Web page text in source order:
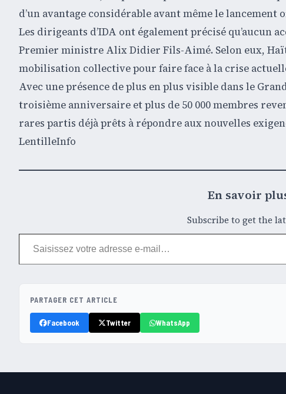
d’un avantage considérable avant même le lancement
Les dirigeants d’IDA ont également précisé
Premier ministre Alix Didier Fils-Aimé. Selon eux,
mobilisation collective pour faire face à la crise
Avec une présence de plus en plus visible dans le
troisième anniversaire et plus de 50 000 membres
rares partis déjà prêts à répondre aux nouvelles
LentilleInfo
En savoir
Subscribe to get the
Saisissez votre adresse e-mail…
PARTAGER CET ARTICLE
Facebook Twitter WhatsApp